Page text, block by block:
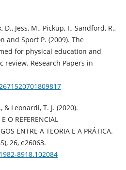
D., Jess, M., Pickup, I., Sandford, R.,
and Sport P. (2009). The
for physical education and
review. Research Papers in
& Leonardi, T. J. (2020).
O REFERENCIAL
ENTRE A TEORIA E A PRÁTICA.
26, e26063.
8918.102084